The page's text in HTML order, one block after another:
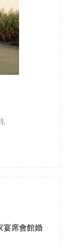
,
宴席會館婚